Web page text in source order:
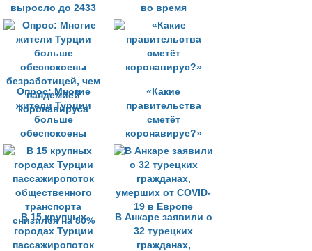
выросло до 2433
во время
самоизоляции из-
за коронавируса
Опрос: Многие
жители Турции
больше
обеспокоены
безработицей, чем
пандемией
коронавируса
«Какие
правительства
сметёт
коронавирус?»
В 15 крупных
городах Турции
пассажиропоток
В Анкаре заявили о
32 турецких
гражданах,